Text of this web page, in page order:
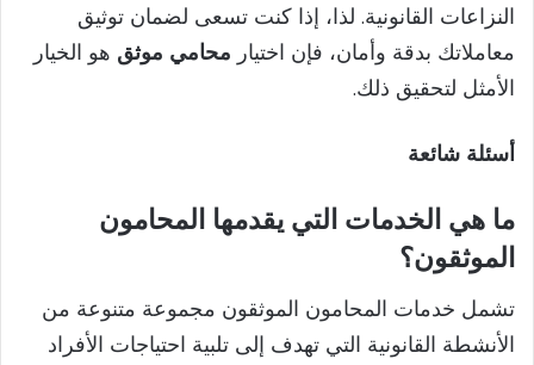
النزاعات القانونية. لذا، إذا كنت تسعى لضمان توثيق
معاملاتك بدقة وأمان، فإن اختيار محامي موثق هو الخيار
الأمثل لتحقيق ذلك.
أسئلة شائعة
ما هي الخدمات التي يقدمها المحامون
الموثقون؟
تشمل خدمات المحامون الموثقون مجموعة متنوعة من
الأنشطة القانونية التي تهدف إلى تلبية احتياجات الأفراد